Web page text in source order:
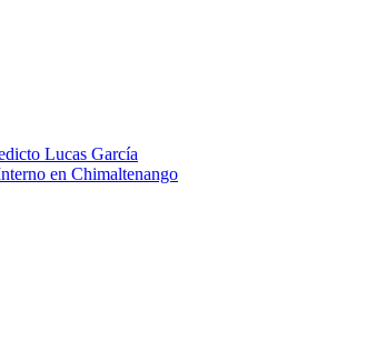
Lucas García
en Chimaltenango